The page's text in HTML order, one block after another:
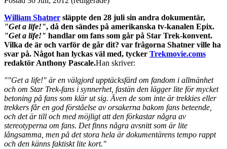
William Shatner släppte den 28 juli sin andra dokumentär,
"Get a life!", då den sändes på amerikanska tv-kanalen Epix.
"Get a life!" handlar om fans som går på Star Trek-konvent.
Vilka de är och varför de går dit? var frågorna Shatner ville ha
svar på. Något han lyckas väl med, tycker Trekmovie.coms
redaktör Anthony Pascale.Han skriver:
""Get a life!" är en välgjord upptäcksfärd om fandom i allmänhet
och om Star Trek-fans i synnerhet, fastän den lägger lite för mycket
betoning på fans som klär ut sig. Även de som inte är trekkies eller
trekkers får en god förståelse av orsakerna bakom fans beteende,
och det är till och med möjligt att den förkastar några av
stereotyperna om fans. Det finns några avsnitt som är lite
långsamma, men på det stora hela är dokumentärens tempo rappt
och den känns faktiskt lite kort."